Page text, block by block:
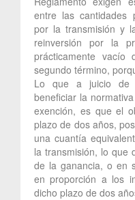
entre las cantidades
por la transmisión y
reinversión por la
prácticamente vacío
segundo término,
Lo que a juicio de
beneficiar la
exención, es que el
plazo de dos años,
una cuantía
la transmisión, lo que
de la ganancia, o en
en proporción a los
dicho plazo de dos